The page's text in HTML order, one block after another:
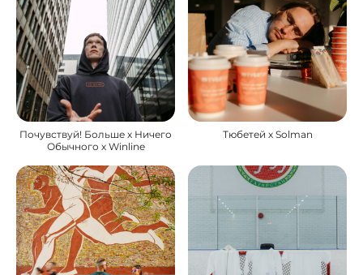
Почувствуй! Больше х Ничего
Обычного х Winline
Тюбетей х Solman